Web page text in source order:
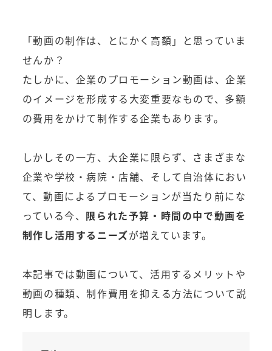
「動画の制作は、とにかく高額」と思っていま
せんか？
たしかに、企業のプロモーション動画は、企業
のイメージを形成する大変重要なもので、多額
の費用をかけて制作する企業もあります。
しかしその一方、大企業に限らず、さまざまな
企業や学校・病院・店舗、そして自治体におい
て、動画によるプロモーションが当たり前にな
っている今、 限られた予算・時間の中で動画を
制作し活用するニーズが増えています。
本記事では動画について、活用するメリットや
動画の種類、制作費用を抑える方法について説
明します。